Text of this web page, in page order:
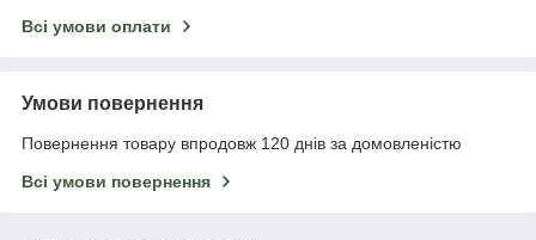
Всі умови оплати
Умови повернення
Повернення товару впродовж 120 днів за домовленістю
Всі умови повернення